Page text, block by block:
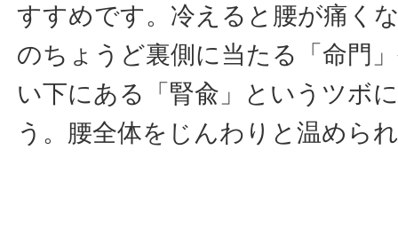
すすめです。冷えると腰が痛く
のちょうど裏側に当たる「命門
い下にある「腎兪」というツボ
う。腰全体をじんわりと温めら